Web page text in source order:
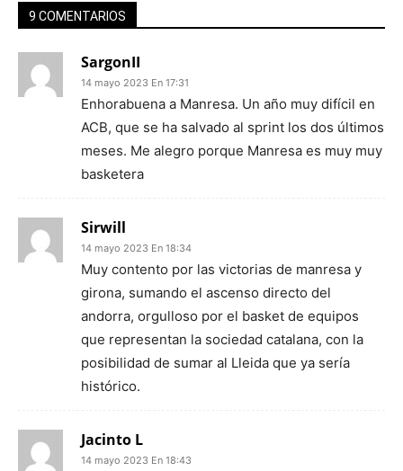
9 COMENTARIOS
SargonII
14 mayo 2023 En 17:31
Enhorabuena a Manresa. Un año muy difícil en
ACB, que se ha salvado al sprint los dos últimos
meses. Me alegro porque Manresa es muy muy
basketera
Sirwill
14 mayo 2023 En 18:34
Muy contento por las victorias de manresa y
girona, sumando el ascenso directo del
andorra, orgulloso por el basket de equipos
que representan la sociedad catalana, con la
posibilidad de sumar al Lleida que ya sería
histórico.
Jacinto L
14 mayo 2023 En 18:43